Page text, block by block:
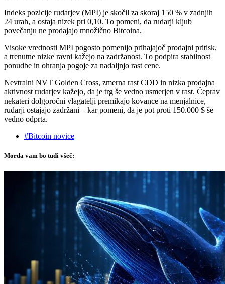
Indeks pozicije rudarjev (MPI) je skočil za skoraj 150 % v zadnjih
24 urah, a ostaja nizek pri 0,10. To pomeni, da rudarji kljub
povečanju ne prodajajo množično Bitcoina.
Visoke vrednosti MPI pogosto pomenijo prihajajoč prodajni pritisk,
a trenutne nizke ravni kažejo na zadržanost. To podpira stabilnost
ponudbe in ohranja pogoje za nadaljnjo rast cene.
Nevtralni NVT Golden Cross, zmerna rast CDD in nizka prodajna
aktivnost rudarjev kažejo, da je trg še vedno usmerjen v rast. Čeprav
nekateri dolgoročni vlagatelji premikajo kovance na menjalnice,
rudarji ostajajo zadržani – kar pomeni, da je pot proti 150.000 $ še
vedno odprta.
#Bitcoin novice
Morda vam bo tudi všeč: